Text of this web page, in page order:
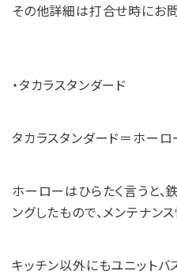
その他詳細は打合せ時にお
・タカラスタンダード
タカラスタンダード＝ホーロ
ホーローはひらたく言うと
ングしたもので、メンテナン
キッチン以外にもユニット